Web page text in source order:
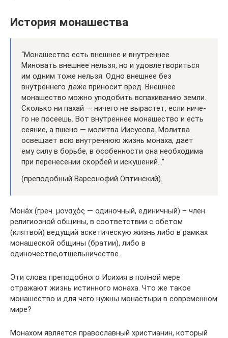
История монашества
“Монашество есть внешнее и внутреннее.
Миновать внешнее нельзя, но и удовлетвориться
им одним тоже нельзя. Одно внешнее без
внутреннего даже приносит вред. Внешнее
монашество можно уподобить вспахиванию земли.
Сколько ни пахай — ничего не вырастет, если ниче­
го не посеешь. Вот внутреннее монашество и есть
сеяние, а пшено — молитва Иисусова. Молитва
освещает всю внут­реннюю жизнь монаха, дает
ему силу в борьбе, в особенности она необходима
при перенесении скорбей и искушений…”
(преподобный Варсонофий Оптинский).
Мона́х (греч. μοναχός — одиночный, единичный) – член
религиозной общины, в соответствии с обетом
(клятвой) ведущий аскетическую жизнь либо в рамках
монашеской общины (братии), либо в
одиночестве,отшельничестве.
Эти слова преподобного Исихия в полной мере
отражают жизнь истинного монаха. Что же такое
монашество и для чего нужны монастыри в современном
мире?
Монахом является православный христианин, который